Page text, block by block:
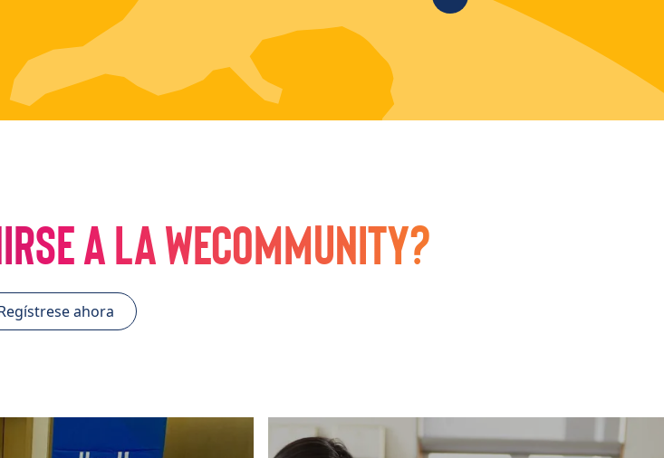
a la WECommunity?
ahora